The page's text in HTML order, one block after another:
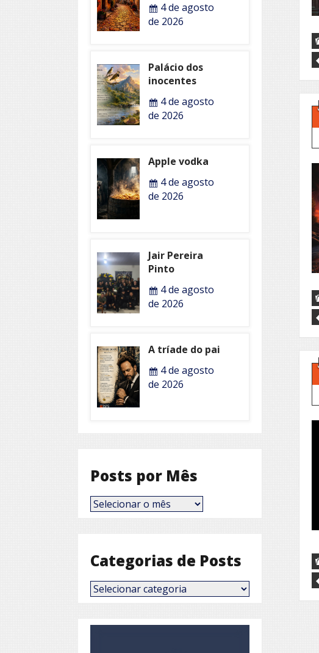
4 de agosto
de 2026
Palácio dos
inocentes
4 de agosto
de 2026
Apple vodka
4 de agosto
de 2026
Jair Pereira
Pinto
4 de agosto
de 2026
A tríade do pai
4 de agosto
de 2026
Posts por Mês
Posts
por
Categorias de Posts
Categorias
de